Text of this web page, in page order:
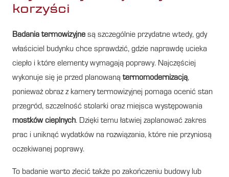
korzyści
Badania termowizyjne są szczególnie przydatne wtedy, gdy
właściciel budynku chce sprawdzić, gdzie naprawdę ucieka
ciepło i które elementy wymagają poprawy. Najczęściej
wykonuje się je przed planowaną termomodernizacją,
ponieważ obraz z kamery termowizyjnej pomaga ocenić stan
przegród, szczelność stolarki oraz miejsca występowania
mostków cieplnych. Dzięki temu łatwiej zaplanować zakres
prac i uniknąć wydatków na rozwiązania, które nie przyniosą
oczekiwanej poprawy.
To badanie warto zlecić także po zakończeniu budowy lub